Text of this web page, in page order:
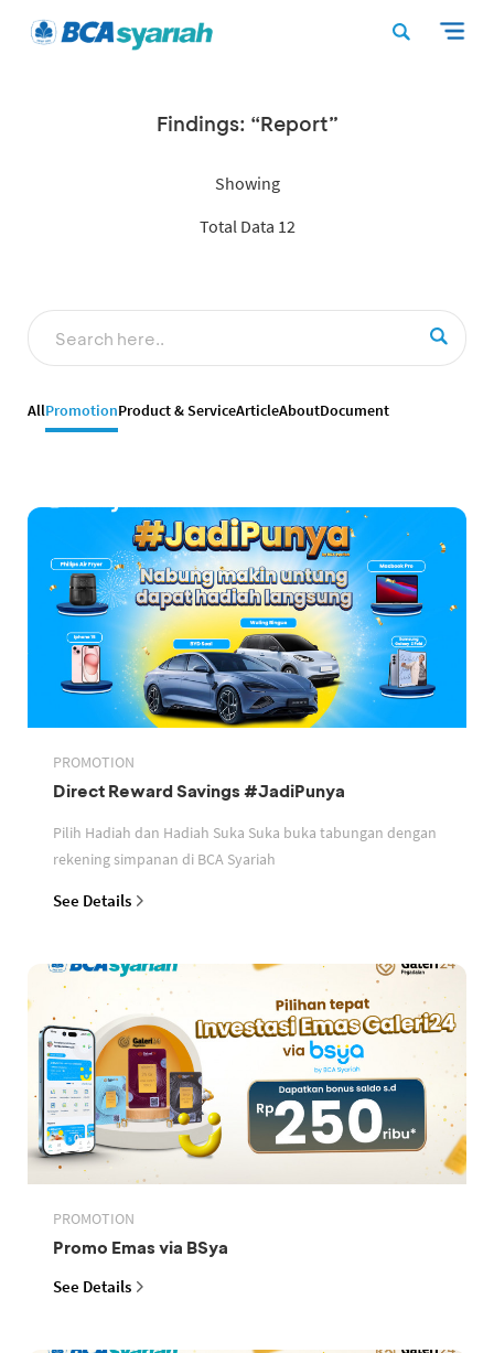
Findings: “Report”
Showing
Total Data 12
AllPromotionProduct & ServiceArticleAboutDocument
PROMOTION
Direct Reward Savings #JadiPunya
Pilih Hadiah dan Hadiah Suka Suka buka tabungan dengan
rekening simpanan di BCA Syariah
See Details
PROMOTION
Promo Emas via BSya
See Details